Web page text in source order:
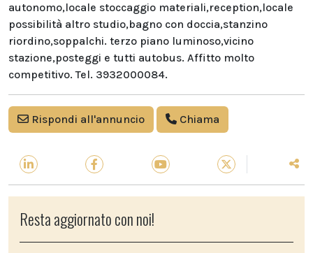
autonomo,locale stoccaggio materiali,reception,locale
possibilità altro studio,bagno con doccia,stanzino
riordino,soppalchi. terzo piano luminoso,vicino
stazione,posteggi e tutti autobus. Affitto molto
competitivo. Tel. 3932000084.
Rispondi all'annuncio Chiama
Resta aggiornato con noi!